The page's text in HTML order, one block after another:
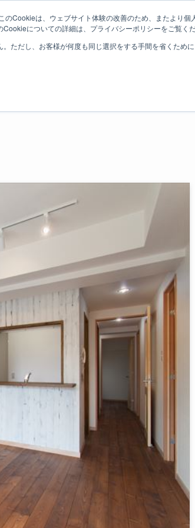
Cookieは、ウェブサイト体験の改善のため、またより
についての詳細は、プライバシーポリシーをご覧くだ
ただし、お客様が何度も同じ選択をする手間を省くため
ホーム 売物件を探す お問い合